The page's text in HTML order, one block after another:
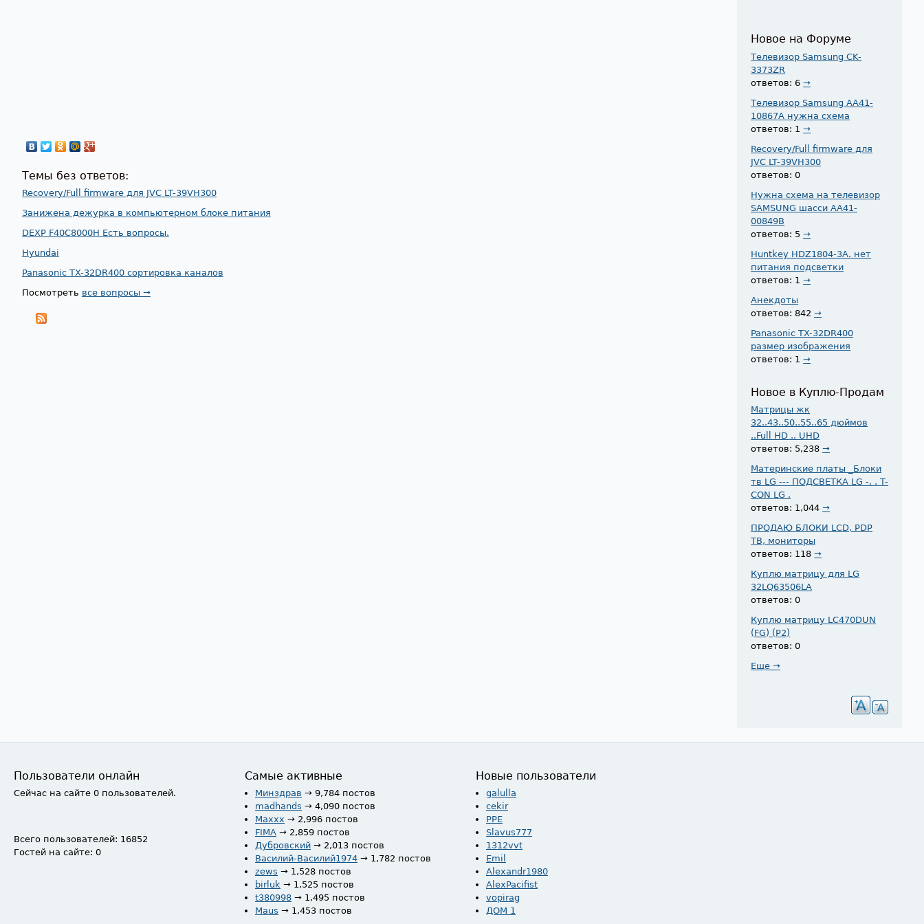
Темы без ответов:
Recovery/Full firmware для JVC LT-39VH300
Занижена дежурка в компьютерном блоке питания
DEXP F40C8000H Есть вопросы.
Hyundai
Panasonic TX-32DR400 сортировка каналов
Посмотреть все вопросы →
Новое на Форуме
Телевизор Samsung CK-
3373ZR
ответов: 6→
Телевизор Samsung AA41-
10867A нужна схема
ответов: 1→
Recovery/Full firmware для
JVC LT-39VH300
ответов: 0
Нужна схема на телевизор
SAMSUNG шасси AA41-
00849B
ответов: 5→
Huntkey HDZ1804-3A. нет
питания подсветки
ответов: 1→
Анекдоты
ответов: 842→
Panasonic TX-32DR400
размер изображения
ответов: 1→
Новое в Куплю-Продам
Матрицы жк
32..43..50..55..65 дюймов
..Full HD .. UHD
ответов: 5,238→
Материнские платы _Блоки
тв LG --- ПОДСВЕТКА LG -. . T-
CON LG .
ответов: 1,044→
ПРОДАЮ БЛОКИ LCD, PDP
ТВ, мониторы
ответов: 118→
Куплю матрицу для LG
32LQ63506LA
ответов: 0
Куплю матрицу LC470DUN
(FG) (P2)
ответов: 0
Еще →
Пользователи онлайн
Сейчас на сайте 0 пользователей.
Всего пользователей: 16852
Гостей на сайте: 0
Самые активные
Минздрав → 9,784 постов
madhands → 4,090 постов
Maxxx → 2,996 постов
FIMA → 2,859 постов
Дубровский → 2,013 постов
Василий-Василий1974 → 1,782 постов
zews → 1,528 постов
birluk → 1,525 постов
t380998 → 1,495 постов
Maus → 1,453 постов
Новые пользователи
galulla
cekir
PPE
Slavus777
1312vvt
Emil
Alexandr1980
AlexPacifist
vopirag
ДОМ 1